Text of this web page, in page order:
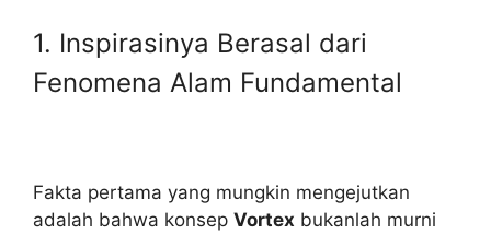
1. Inspirasinya Berasal dari
Fenomena Alam Fundamental
Fakta pertama yang mungkin mengejutkan
adalah bahwa konsep Vortex bukanlah murni